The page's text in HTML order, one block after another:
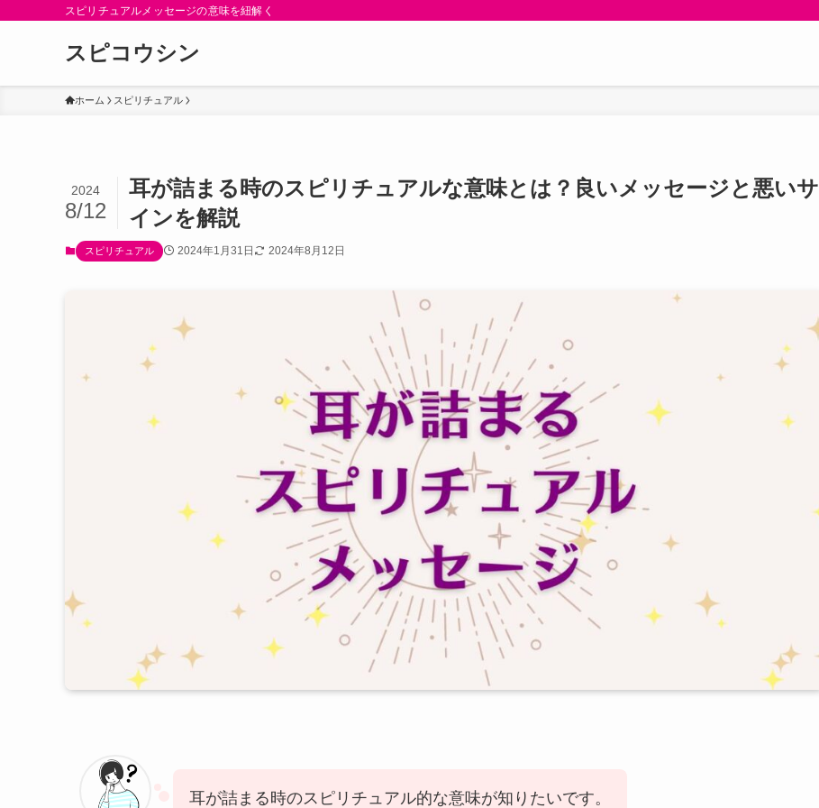
スピリチュアルメッセージの意味を紐解く
スピコウシン
ホーム スピリチュアル
耳が詰まる時のスピリチュアルな意味とは？良いメッセージと悪いサ
インを解説
2024
8/12
スピリチュアル 2024年1月31日 2024年8月12日
耳が詰まる時のスピリチュアル的な意味が知りたいです。